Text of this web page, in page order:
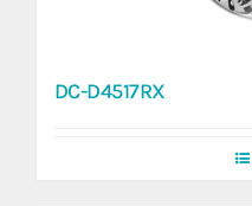
DC-D4517RX